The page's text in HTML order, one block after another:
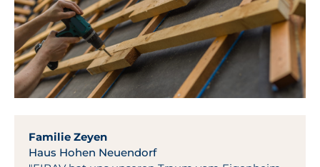
Familie Zeyen
Haus Hohen Neuendorf